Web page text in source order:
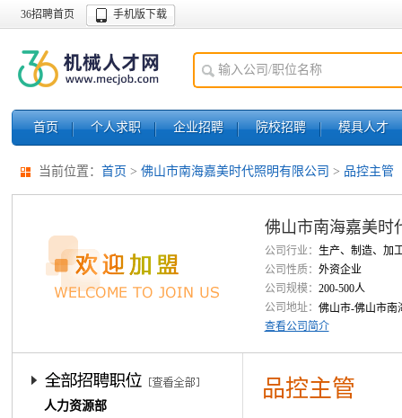
36招聘首页 手机版下载
首页 个人求职 企业招聘 院校招聘 模具人才
当前位置： 首页 > 佛山市南海嘉美时代照明有限公司 > 品控主管
佛山市南海嘉美时
公司行业：
生产、制造、加
公司性质： 外资企业
公司规模： 200-500人
公司地址： 佛山市-佛山市南
查看公司简介
人力资源部
品控主管